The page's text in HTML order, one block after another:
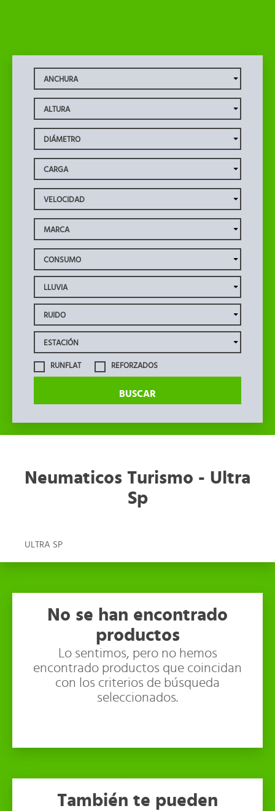
RUNFLAT REFORZADOS
BUSCAR
Neumaticos Turismo - Ultra
Sp
ULTRA SP
No se han encontrado
productos
Lo sentimos, pero no hemos
encontrado productos que coincidan
con los criterios de búsqueda
seleccionados.
También te pueden